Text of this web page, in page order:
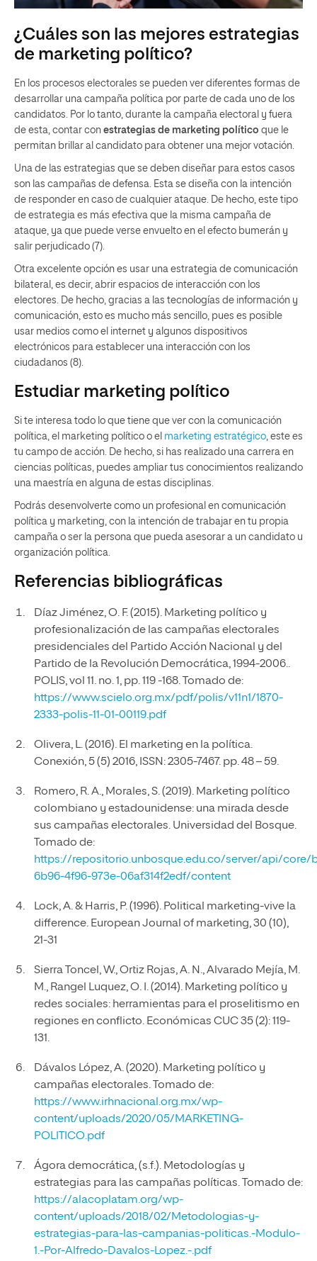
¿Cuáles son las mejores estrategias
de marketing político?
En los procesos electorales se pueden ver diferentes formas de
desarrollar una campaña política por parte de cada uno de los
candidatos. Por lo tanto, durante la campaña electoral y fuera
de esta, contar con estrategias de marketing político que le
permitan brillar al candidato para obtener una mejor votación.
Una de las estrategias que se deben diseñar para estos casos
son las campañas de defensa. Esta se diseña con la intención
de responder en caso de cualquier ataque. De hecho, este tipo
de estrategia es más efectiva que la misma campaña de
ataque, ya que puede verse envuelto en el efecto bumerán y
salir perjudicado (7).
Otra excelente opción es usar una estrategia de comunicación
bilateral, es decir, abrir espacios de interacción con los
electores. De hecho, gracias a las tecnologías de información y
comunicación, esto es mucho más sencillo, pues es posible
usar medios como el internet y algunos dispositivos
electrónicos para establecer una interacción con los
ciudadanos (8).
Estudiar marketing político
Si te interesa todo lo que tiene que ver con la comunicación
política, el marketing político o el marketing estratégico, este es
tu campo de acción. De hecho, si has realizado una carrera en
ciencias políticas, puedes ampliar tus conocimientos realizando
una maestría en alguna de estas disciplinas.
Podrás desenvolverte como un profesional en comunicación
política y marketing, con la intención de trabajar en tu propia
campaña o ser la persona que pueda asesorar a un candidato u
organización política.
Referencias bibliográficas
Díaz Jiménez, O. F. (2015). Marketing político y
profesionalización de las campañas electorales
presidenciales del Partido Acción Nacional y del
Partido de la Revolución Democrática, 1994-2006..
POLIS, vol 11. no. 1, pp. 119 -168. Tomado de:
https://www.scielo.org.mx/pdf/polis/v11n1/1870-
2333-polis-11-01-00119.pdf
Olivera, L. (2016). El marketing en la política.
Conexión, 5 (5) 2016, ISSN: 2305-7467. pp. 48 – 59.
Romero, R. A., Morales, S. (2019). Marketing político
colombiano y estadounidense: una mirada desde
sus campañas electorales. Universidad del Bosque.
Tomado de:
https://repositorio.unbosque.edu.co/server/api/core/
6b96-4f96-973e-06af314f2edf/content
Lock, A. & Harris, P. (1996). Political marketing-vive la
difference. European Journal of marketing, 30 (10),
21-31
Sierra Toncel, W., Ortiz Rojas, A. N., Alvarado Mejía, M.
M., Rangel Luquez, O. I. (2014). Marketing político y
redes sociales: herramientas para el proselitismo en
regiones en conflicto. Económicas CUC 35 (2): 119-
131.
Dávalos López, A. (2020). Marketing político y
campañas electorales. Tomado de:
https://www.irhnacional.org.mx/wp-
content/uploads/2020/05/MARKETING-
POLITICO.pdf
Ágora democrática, (s.f.). Metodologías y
estrategias para las campañas políticas. Tomado de:
https://alacoplatam.org/wp-
content/uploads/2018/02/Metodologias-y-
estrategias-para-las-campanias-politicas.-Modulo-
1.-Por-Alfredo-Davalos-Lopez.-.pdf